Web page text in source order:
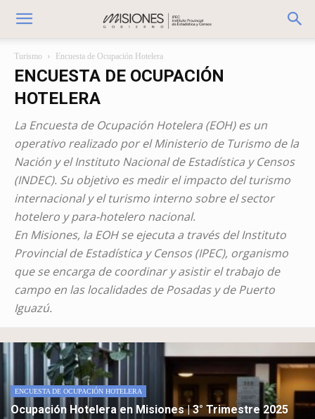
Turismo Encuesta de Ocupación Hotelera
ENCUESTA DE OCUPACIÓN
HOTELERA
La Encuesta de Ocupación Hotelera (EOH) es un
operativo realizado por el Ministerio de Turismo de la
Nación y el Instituto Nacional de Estadística y Censos
(INDEC). Su objetivo es medir el impacto del turismo
internacional y el turismo interno sobre el sector
hotelero y para-hotelero nacional.
En Misiones, la EOH se ejecuta a través del Instituto
Provincial de Estadística y Censos (IPEC), organismo
que se encarga de coordinar y asistir el trabajo de
campo en las localidades de Posadas y de Puerto
Iguazú.
ENCUESTA DE OCUPACIÓN HOTELERA
Ocupación Hotelera en Misiones | 3° Trimestre 2025